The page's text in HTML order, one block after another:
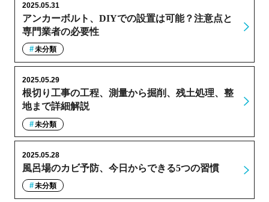
アンカーボルト、DIYでの設置は可能？注意点と
専門業者の必要性
2025.05.31
未分類
根切り工事の工程、測量から掘削、残土処理、整
地まで詳細解説
2025.05.29
未分類
風呂場のカビ予防、今日からできる5つの習慣
2025.05.28
未分類